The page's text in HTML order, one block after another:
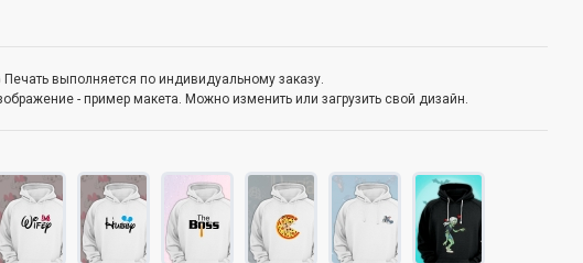
выполняется по индивидуальному заказу.
- пример макета. Можно изменить или загрузить свой дизайн.